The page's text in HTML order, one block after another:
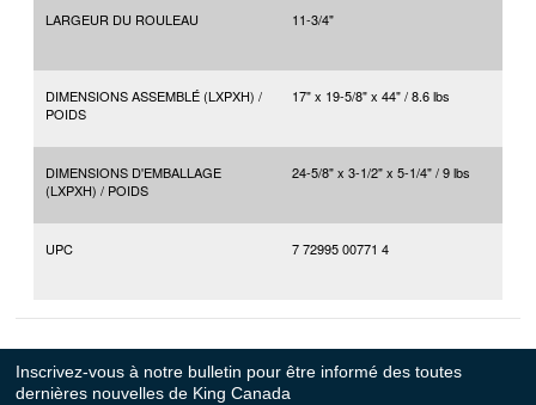
LARGEUR DU ROULEAU 11-3/4"
DIMENSIONS ASSEMBLÉ (LXPXH) /
POIDS
17" x 19-5/8" x 44" / 8.6 lbs
DIMENSIONS D'EMBALLAGE
(LXPXH) / POIDS
24-5/8" x 3-1/2" x 5-1/4" / 9 lbs
UPC 7 72995 00771 4
Inscrivez-vous à notre bulletin pour être informé des toutes
dernières nouvelles de King Canada